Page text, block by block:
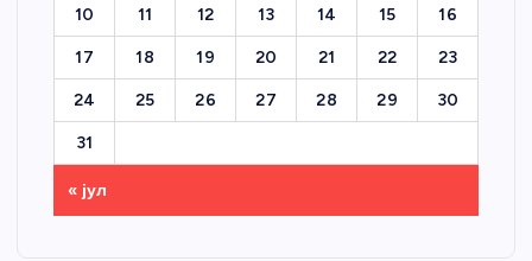
10 11 12 13 14 15 16
17 18 19 20 21 22 23
24 25 26 27 28 29 30
31
« јул